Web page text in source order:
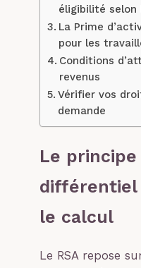
éligibilité selon
La Prime
pour les
Conditions
revenus
Vérifier vos
demande
Le principe
différentiel
le calcul
Le RSA repose